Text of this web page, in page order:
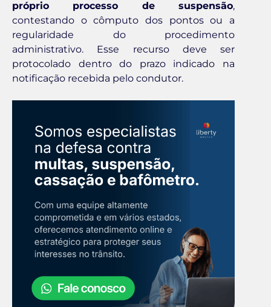
próprio processo de suspensão,
contestando o cômputo dos pontos ou a
regularidade do procedimento
administrativo. Esse recurso deve ser
protocolado dentro do prazo indicado na
notificação recebida pelo condutor.